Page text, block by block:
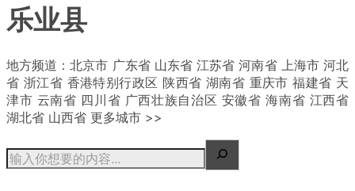
乐业县
地方频道：北京市 广东省 山东省 江苏省 河南省 上海市 河北
省 浙江省 香港特别行政区 陕西省 湖南省 重庆市 福建省 天
津市 云南省 四川省 广西壮族自治区 安徽省 海南省 江西省
湖北省 山西省 更多城市 >>